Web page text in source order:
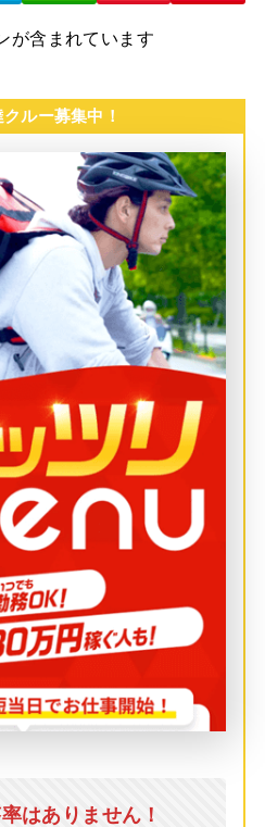
が含まれています
ルー募集中！
はありません！